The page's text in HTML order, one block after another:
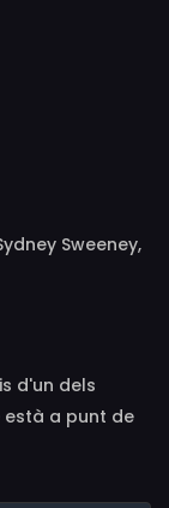
Sweeney,
Laurence,
Meyers,
Susan
Grace
Low,
Freda,
Woodland,
d'un dels
a punt de
es deixa
i millor amic.